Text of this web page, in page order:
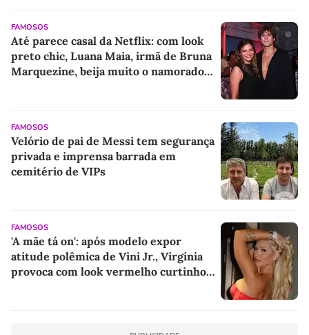
FAMOSOS
Até parece casal da Netflix: com look
preto chic, Luana Maia, irmã de Bruna
Marquezine, beija muito o namorado
FAMOSOS
Velório de pai de Messi tem segurança
privada e imprensa barrada em
cemitério de VIPs
FAMOSOS
'A mãe tá on': após modelo expor
atitude polêmica de Vini Jr., Virgínia
provoca com look vermelho curtinho